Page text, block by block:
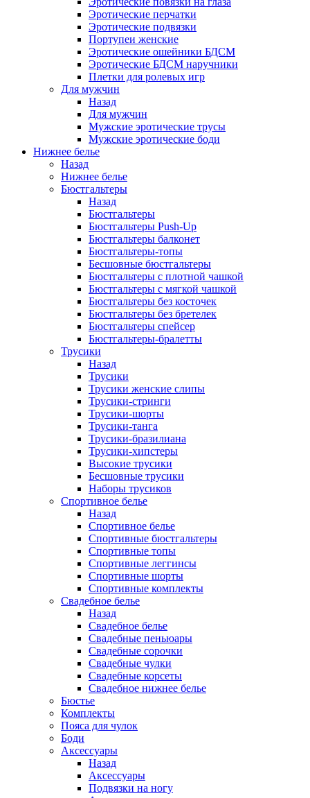
Эротические перчатки
Эротические подвязки
Портупеи женские
Эротические ошейники БДСМ
Эротические БДСМ наручники
Плетки для ролевых игр
Для мужчин
Назад
Для мужчин
Мужские эротические трусы
Мужские эротические боди
Нижнее белье
Назад
Нижнее белье
Бюстгальтеры
Назад
Бюстгальтеры
Бюстгальтеры Push-Up
Бюстгальтеры балконет
Бюстгальтеры-топы
Бесшовные бюстгальтеры
Бюстгальтеры с плотной чашкой
Бюстгальтеры с мягкой чашкой
Бюстгальтеры без косточек
Бюстгальтеры без бретелек
Бюстгальтеры спейсер
Бюстгальтеры-бралетты
Трусики
Назад
Трусики
Трусики женские слипы
Трусики-стринги
Трусики-шорты
Трусики-танга
Трусики-бразилиана
Трусики-хипстеры
Высокие трусики
Бесшовные трусики
Наборы трусиков
Спортивное белье
Назад
Спортивное белье
Спортивные бюстгальтеры
Спортивные топы
Спортивные леггинсы
Спортивные шорты
Спортивные комплекты
Свадебное белье
Назад
Свадебное белье
Свадебные пеньюары
Свадебные сорочки
Свадебные чулки
Свадебные корсеты
Свадебное нижнее белье
Бюстье
Комплекты
Пояса для чулок
Боди
Аксессуары
Назад
Аксессуары
Подвязки на ногу